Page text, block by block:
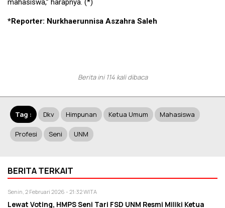
mahasiswa,” harapnya. (*)
*Reporter: Nurkhaerunnisa Aszahra Saleh
Berita ini 114 kali dibaca
Tag : Dkv Himpunan Ketua Umum Mahasiswa
Profesi Seni UNM
BERITA TERKAIT
Senin, 2 Februari 2026 - 21:32 WITA
Lewat Voting, HMPS Seni Tari FSD UNM Resmi Miliki Ketua